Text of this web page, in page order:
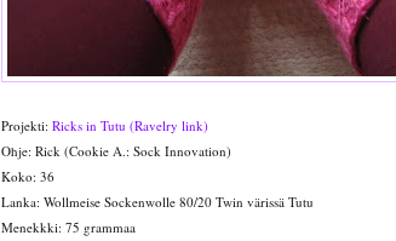
Projekti: Ricks in Tutu (Ravelry link)
Ohje: Rick (Cookie A.: Sock Innovation)
Koko: 36
Lanka: Wollmeise Sockenwolle 80/20 Twin värissä Tutu
Menekkki: 75 grammaa